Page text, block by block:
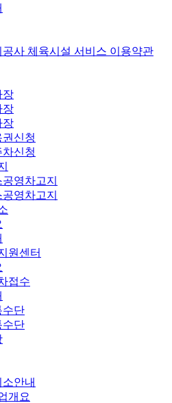
공사 체육시설 서비스 이용약관
장
장
장
신청
신청
영차고지
영차고지
원센터
접수
수단
수단
안내
개요